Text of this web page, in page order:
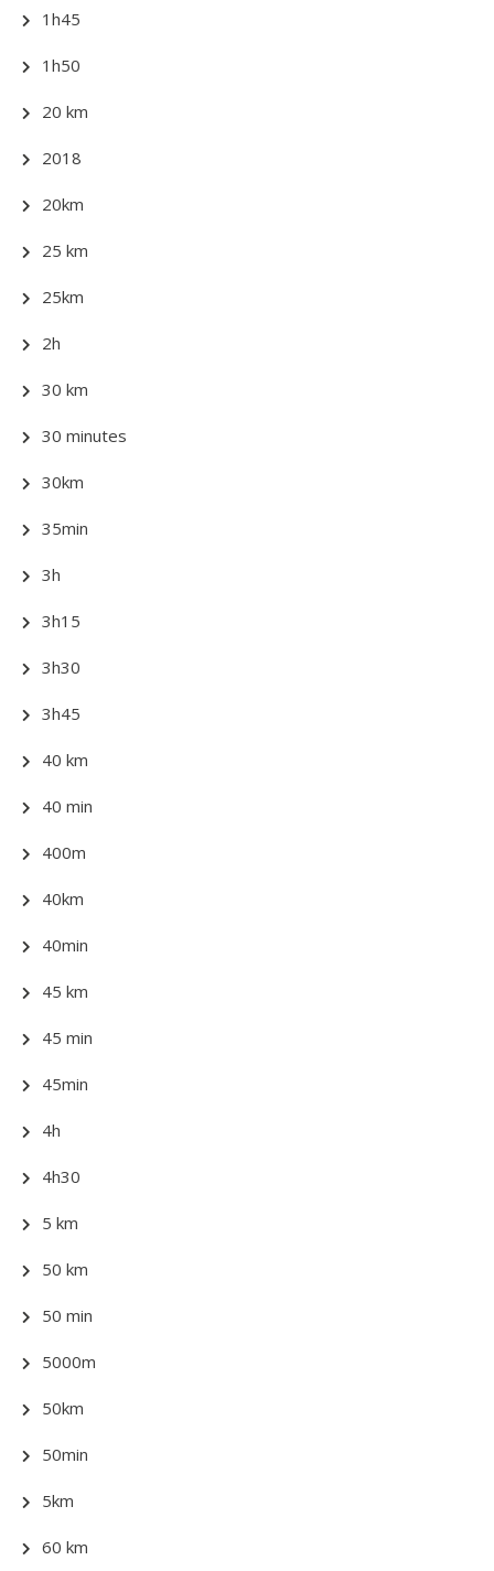
1h45
1h50
20 km
2018
20km
25 km
25km
2h
30 km
30 minutes
30km
35min
3h
3h15
3h30
3h45
40 km
40 min
400m
40km
40min
45 km
45 min
45min
4h
4h30
5 km
50 km
50 min
5000m
50km
50min
5km
60 km